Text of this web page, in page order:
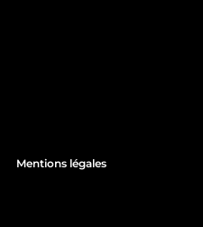
Mentions légales